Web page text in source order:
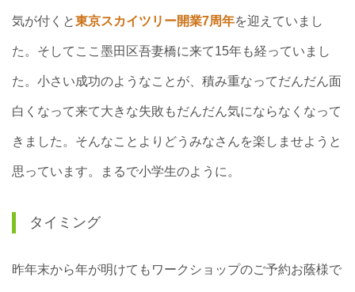
気が付くと東京スカイツリー開業7周年を迎えていまし
た。そしてここ墨田区吾妻橋に来て15年も経っていまし
た。小さい成功のようなことが、積み重なってだんだん面
白くなって来て大きな失敗もだんだん気にならなくなって
きました。そんなことよりどうみなさんを楽しませようと
思っています。まるで小学生のように。
タイミング
昨年末から年が明けてもワークショップのご予約お蔭様で